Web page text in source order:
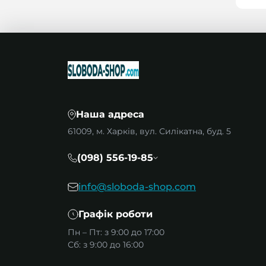
Наша адреса
61009, м. Харків, вул. Силікатна, буд. 5
(098) 556-19-85
info@sloboda-shop.com
Графік роботи
Пн – Пт: з 9:00 до 17:00
Сб: з 9:00 до 16:00